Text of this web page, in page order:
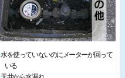
水を使っていないのにメーターが回って
いる